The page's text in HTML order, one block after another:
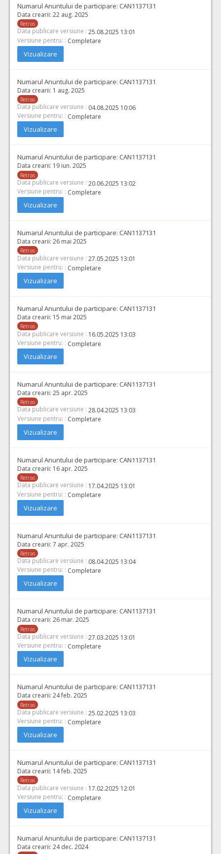
Numarul Anuntului de participare: CAN1137131
Data crearii: 22 aug. 2025
Retras
Data publicare versiune : 25.08.2025 13:01
Versiune pentru: : Completare
Vizualizare
Numarul Anuntului de participare: CAN1137131
Data crearii: 1 aug. 2025
Retras
Data publicare versiune : 04.08.2025 10:06
Versiune pentru: : Completare
Vizualizare
Numarul Anuntului de participare: CAN1137131
Data crearii: 19 iun. 2025
Retras
Data publicare versiune : 20.06.2025 13:02
Versiune pentru: : Completare
Vizualizare
Numarul Anuntului de participare: CAN1137131
Data crearii: 26 mai 2025
Retras
Data publicare versiune : 27.05.2025 13:01
Versiune pentru: : Completare
Vizualizare
Numarul Anuntului de participare: CAN1137131
Data crearii: 15 mai 2025
Retras
Data publicare versiune : 16.05.2025 13:03
Versiune pentru: : Completare
Vizualizare
Numarul Anuntului de participare: CAN1137131
Data crearii: 25 apr. 2025
Retras
Data publicare versiune : 28.04.2025 13:03
Versiune pentru: : Completare
Vizualizare
Numarul Anuntului de participare: CAN1137131
Data crearii: 16 apr. 2025
Retras
Data publicare versiune : 17.04.2025 13:01
Versiune pentru: : Completare
Vizualizare
Numarul Anuntului de participare: CAN1137131
Data crearii: 7 apr. 2025
Retras
Data publicare versiune : 08.04.2025 13:04
Versiune pentru: : Completare
Vizualizare
Numarul Anuntului de participare: CAN1137131
Data crearii: 26 mar. 2025
Retras
Data publicare versiune : 27.03.2025 13:01
Versiune pentru: : Completare
Vizualizare
Numarul Anuntului de participare: CAN1137131
Data crearii: 24 feb. 2025
Retras
Data publicare versiune : 25.02.2025 13:03
Versiune pentru: : Completare
Vizualizare
Numarul Anuntului de participare: CAN1137131
Data crearii: 14 feb. 2025
Retras
Data publicare versiune : 17.02.2025 12:01
Versiune pentru: : Completare
Vizualizare
Numarul Anuntului de participare: CAN1137131
Data crearii: 24 dec. 2024